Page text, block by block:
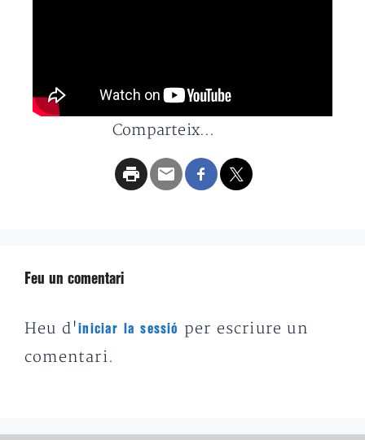
Comparteix...
Feu un comentari
Heu d'iniciar la sessió
per escriure un
comentari.